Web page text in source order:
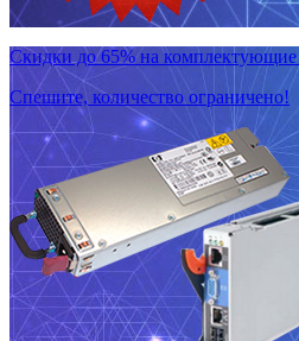
Скидки до 65% на комплектующие
Спешите, количество ограничено!